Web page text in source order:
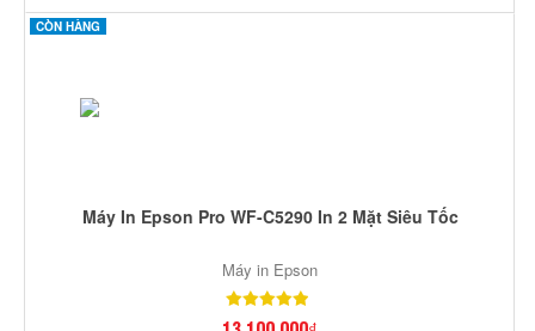
CÒN HÀNG
Máy In Epson Pro WF-C5290 In 2 Mặt Siêu Tốc
Máy in Epson